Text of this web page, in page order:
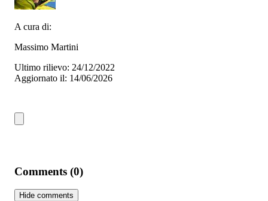
A cura di:
Massimo Martini
Ultimo rilievo: 24/12/2022
Aggiornato il: 14/06/2026
Comments (0)
Hide comments